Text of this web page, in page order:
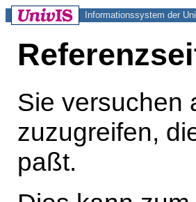
Informationssystem der
Sie versuchen
zuzugreifen,
paßt.